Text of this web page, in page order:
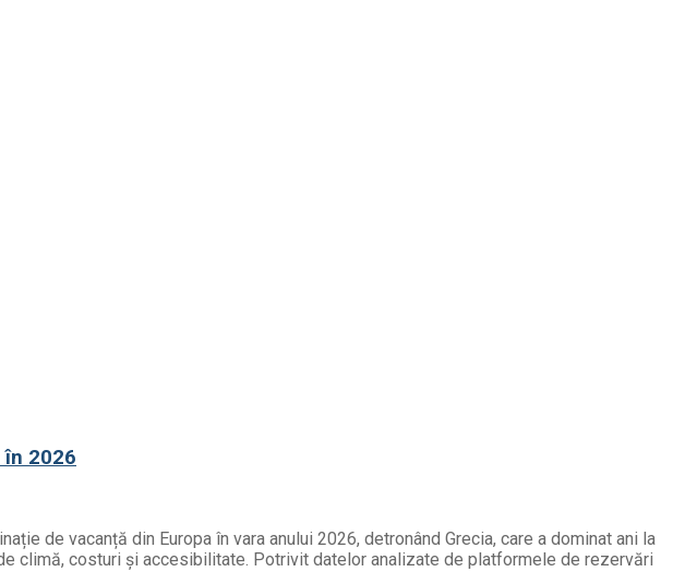
2026
de vacanță din Europa în vara anului 2026, detronând Grecia, care a dominat ani la
climă, costuri și accesibilitate. Potrivit datelor analizate de platformele de rezervări